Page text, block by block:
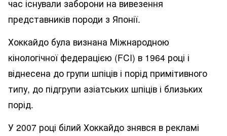
час існували заборони на вивезення
представників породи з Японії.
Хоккайдо була визнана Міжнародною
кінологічної федерацією (FCI) в 1964 році і
віднесена до групи шпіців і порід примітивного
типу, до підгрупи азіатських шпіців і близьких
порід.
У 2007 році білий Хоккайдо знявся в рекламі